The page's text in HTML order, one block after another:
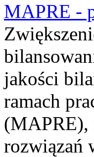
MAPRE -
jakości
ramach
(MAPRE),
rozwiązań